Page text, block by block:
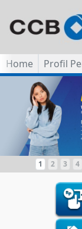
Home Profil
1 2 3 4